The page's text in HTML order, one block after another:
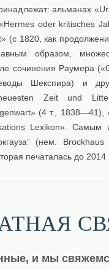
альманах
oder kritisches
(с 1820, как
образом,
сочинения Раумера
Шекспира) и
Zeit und
(4 т.,
Lexikon». Самым
(нем.
печаталась до 2014
и мы